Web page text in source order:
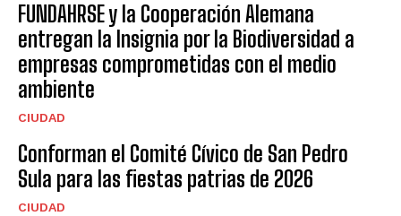
FUNDAHRSE y la Cooperación Alemana
entregan la Insignia por la Biodiversidad a
empresas comprometidas con el medio
ambiente
CIUDAD
Conforman el Comité Cívico de San Pedro
Sula para las fiestas patrias de 2026
CIUDAD